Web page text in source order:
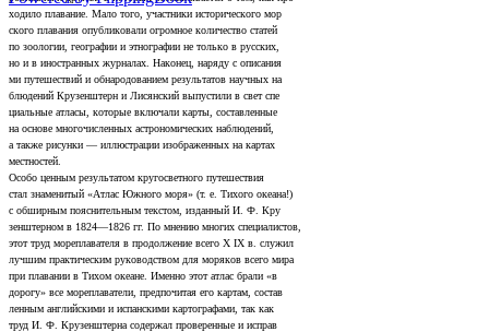
ходило плавание. Мало того, участники исторического мор­
ского плавания опубликовали огромное количество статей
по зоологии, географии и этнографии не только в русских,
но и в иностранных журналах. Наконец, наряду с описания­
ми путешествий и обнародованием результатов научных на­
блюдений Крузенштерн и Лисянский выпустили в свет спе­
циальные атласы, которые включали карты, составленные
на основе многочисленных астрономических наблюдений,
а также рисунки — иллюстрации изображенных на картах
местностей.
Особо ценным результатом кругосветного путешествия
стал знаменитый «Атлас Южного моря» (т. е. Тихого океана!)
с обширным пояснительным текстом, изданный И. Ф. Кру­
зенштерном в 1824—1826 гг. По мнению многих специалистов,
этот труд мореплавателя в продолжение всего X IX в. служил
лучшим практическим руководством для моряков всего мира
при плавании в Тихом океане. Именно этот атлас брали «в
дорогу» все мореплаватели, предпочитая его картам, состав­
ленным английскими и испанскими картографами, так как
труд И. Ф. Крузенштерна содержал проверенные и исправ­